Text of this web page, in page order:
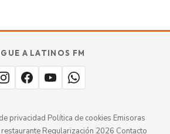
SABOR
aquí.
A LATINOS FM
privacidad Política de cookies Emisoras
Regularización 2026 Contacto